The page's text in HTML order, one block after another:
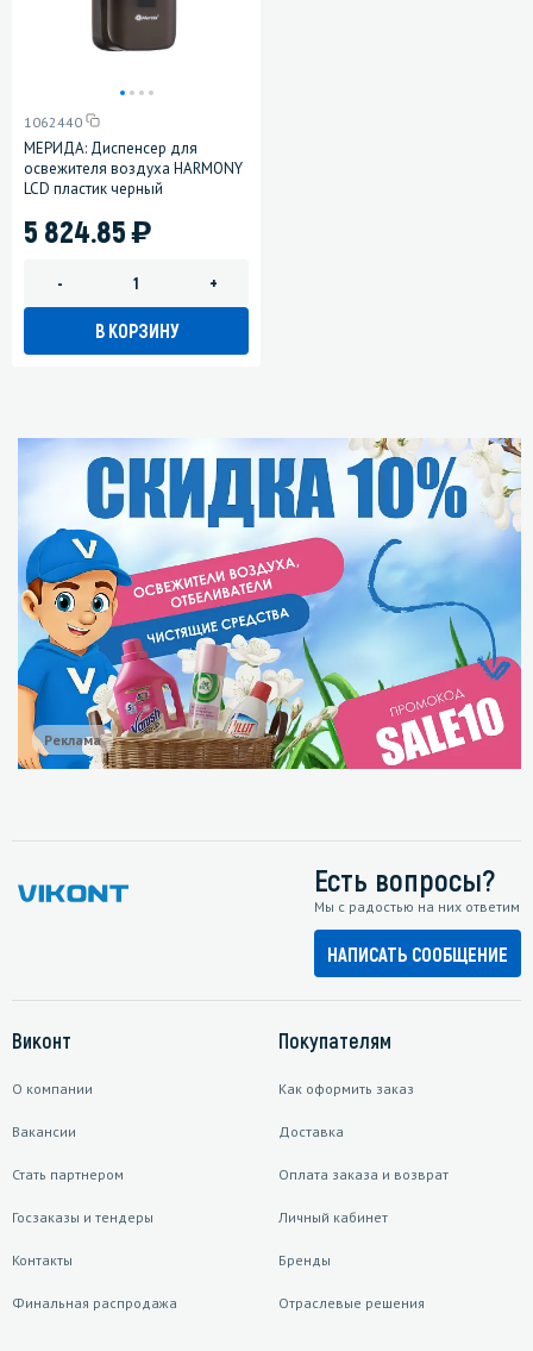
1062440
МЕРИДА: Диспенсер для
освежителя воздуха HARMONY
LCD пластик черный
5 824.85)
- +
В КОРЗИНУ
Реклама
Есть вопросы?
Мы с радостью на них ответим
НАПИСАТЬ СООБЩЕНИЕ
Виконт
О компании
Вакансии
Стать партнером
Госзаказы и тендеры
Контакты
Финальная распродажа
Покупателям
Как оформить заказ
Доставка
Оплата заказа и возврат
Личный кабинет
Бренды
Отраслевые решения